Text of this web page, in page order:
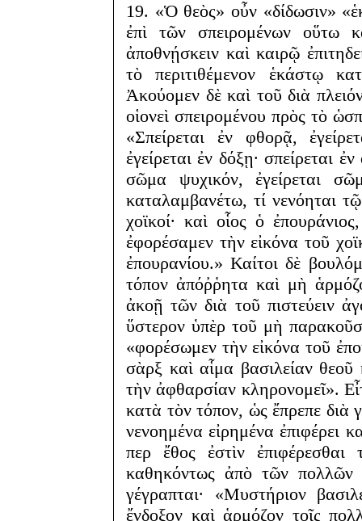
19. «Ὁ θεὸς» οὖν «δίδωσιν»
ἐπὶ τῶν σπειρομένων οὕτω
ἀποθνῄσκειν καὶ καιρῷ
τὸ περιτιθέμενον ἑκάστῳ
Ἀκούομεν δὲ καὶ τοῦ διὰ
οἱονεὶ σπειρομένου πρὸς τὸ
«Σπείρεται ἐν φθορᾷ,
ἐγείρεται ἐν δόξῃ· σπείρεται
σῶμα ψυχικόν, ἐγείρεται
καταλαμβανέτω, τί νενόηται
χοϊκοί· καὶ οἷος ὁ
ἐφορέσαμεν τὴν εἰκόνα τοῦ
ἐπουρανίου.» Καίτοι δὲ
τόπον ἀπόῤῥητα καὶ μὴ
ἀκοῇ τῶν διὰ τοῦ πιστεύειν
ὕστερον ὑπὲρ τοῦ μὴ
«φορέσωμεν τὴν εἰκόνα τοῦ
σὰρξ καὶ αἷμα βασιλείαν
τὴν ἀφθαρσίαν κληρονομεῖ».
κατὰ τὸν τόπον, ὡς ἔπρεπε διὰ
νενοημένα εἰρημένα ἐπιφέρει
περ ἔθος ἐστὶν ἐπιφέρεσθαι
καθηκόντως ἀπὸ τῶν πολλῶν
γέγραπται· «Μυστήριον
ἔνδοξον καὶ ἁρμόζον τοῖς